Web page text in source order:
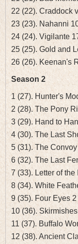
22 (22).
23 (23). Nahanni
24 (24). Vigilante
25 (25). Gold and
26 (26).
Season 2
1 (27). Hunter's
2 (28). The Pony
3 (29). Hand to
4 (30). The Last
5 (31). The
6 (32). The Last
7 (33). Letter of
8 (34). White
9 (35). Four Eyes
10 (36).
11 (37). Buffalo
12 (38). Ancient